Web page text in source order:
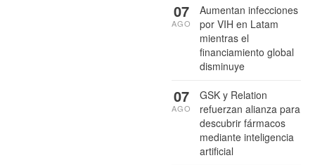
Aumentan infecciones
por VIH en Latam
mientras el
financiamiento global
disminuye
07
AGO
GSK y Relation
refuerzan alianza para
descubrir fármacos
mediante inteligencia
artificial
07
AGO